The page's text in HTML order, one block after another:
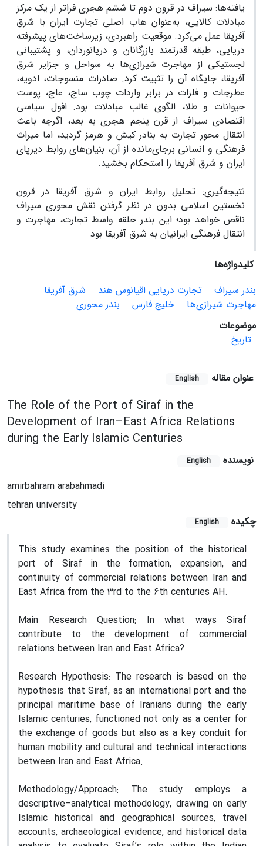
یافته‌ها: سیراف در قرون دوم تا ششم هجری فراتر از یک مرکز
مبادلات کالایی، به‌عنوان هاب اصلی تجارت ایران با شرق
آفریقا عمل می‌کرد. موقعیت راهبردی، زیرساخت‌های پیشرفته
دریایی، طبقه قدرتمند بازرگانان و دریانوردان، و پشتیبانی
لجستیکی از مهاجرت شیرازی‌ها به سواحل و جزایر شرق
آفریقا، جایگاه آن را تثبیت کرد. صادرات منسوجات، ادویه،
عطرجات و فلزات در برابر واردات چوب ساج، عاج، پوست
حیوانات و طلا، الگوی غالب مبادلات بود. افول سیاسی
اقتصادی سیراف از قرن پنجم هجری به بعد، اگرچه باعث
انتقال محور تجارت به بنادر کیش و هرمز گردید، اما میراث
فرهنگی و انسانی برجای‌مانده از آن، بنیان‌های روابط دیرپای
ایران و شرق آفریقا را استحکام بخشید.
نتیجه‌گیری: تحلیل روابط ایران و شرق آفریقا در قرون
نخستین اسلامی بدون در نظر گرفتن نقش محوری سیراف
ناقص خواهد بود؛ این بندر حلقه واسط تجارت، مهاجرت و
انتقال فرهنگی ایرانیان به شرق آفریقا بود
کلیدواژه‌ها
بندر سیراف
تجارت دریایی اقیانوس هند
شرق آفریقا
مهاجرت شیرازی‌ها
خلیج فارس
بندر محوری
موضوعات
تاریخ
عنوان مقاله English
The Role of the Port of Siraf in the
Development of Iran–East Africa Relations
during the Early Islamic Centuries
نویسنده English
amirbahram arabahmadi
tehran university
چکیده
English
This study examines the position of the historical
port of Siraf in the formation, expansion, and
continuity of commercial relations between Iran and
East Africa from the 3rd to the 6th centuries AH.
Main Research Question: In what ways Siraf
contribute to the development of commercial
relations between Iran and East Africa?
Research Hypothesis: The research is based on the
hypothesis that Siraf, as an international port and the
principal maritime base of Iranians during the early
Islamic centuries, functioned not only as a center for
the exchange of goods but also as a key conduit for
human mobility and cultural and technical interactions
between Iran and East Africa.
Methodology/Approach: The study employs a
descriptive–analytical methodology, drawing on early
Islamic historical and geographical sources, travel
accounts, archaeological evidence, and historical data